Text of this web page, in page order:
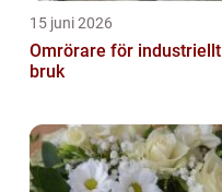
15 juni 2026
Omrörare för industriellt
bruk